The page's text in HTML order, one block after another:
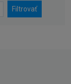
Filtrovať